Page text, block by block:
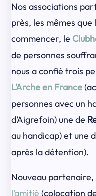
Nos associations
près, les mêmes
commencer, le
de personnes
nous a confié trois
L’Arche en France
personnes avec un
d’Aigrefoin) une de
au handicap) et une
après la détention).
Nouveau partenaire,
l’amitié (colocation